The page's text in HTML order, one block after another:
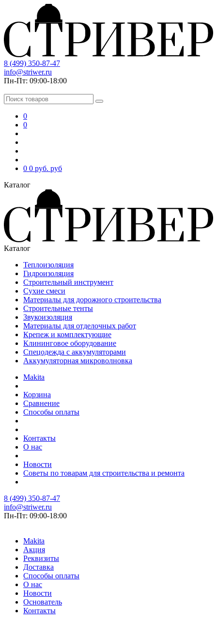
8 (499) 350-87-47
info@striwer.ru
Пн-Пт: 09:00-18:00
0
0
0 0 руб. руб
Каталог
Каталог
Теплоизоляция
Гидроизоляция
Строительный инструмент
Сухие смеси
Материалы для дорожного строительства
Строительные тенты
Звукоизоляция
Материалы для отделочных работ
Крепеж и комплектующие
Клининговое оборудование
Спецодежда с аккумуляторами
Аккумуляторная микроволновка
Makita
Корзина
Сравнение
Способы оплаты
Контакты
О нас
Новости
Советы по товарам для строительства и ремонта
8 (499) 350-87-47
info@striwer.ru
Пн-Пт: 09:00-18:00
Makita
Акция
Реквизиты
Доставка
Способы оплаты
О нас
Новости
Основатель
Контакты